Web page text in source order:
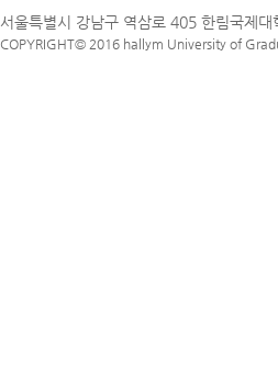
서울특별시 강남구 역삼로 405 한림국제
COPYRIGHT© 2016 hallym University of